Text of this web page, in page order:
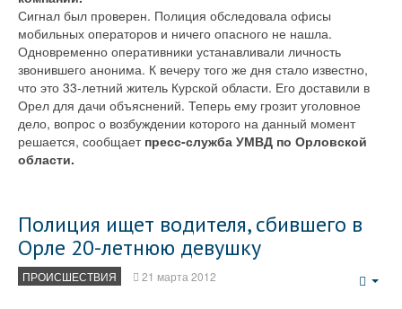
Сигнал был проверен. Полиция обследовала офисы
мобильных операторов и ничего опасного не нашла.
Одновременно оперативники устанавливали личность
звонившего анонима. К вечеру того же дня стало известно,
что это 33-летний житель Курской области. Его доставили в
Орел для дачи объяснений. Теперь ему грозит уголовное
дело, вопрос о возбуждении которого на данный момент
решается, сообщает пресс-служба УМВД по Орловской
области.
Полиция ищет водителя, сбившего в
Орле 20-летнюю девушку
ПРОИСШЕСТВИЯ 21 марта 2012